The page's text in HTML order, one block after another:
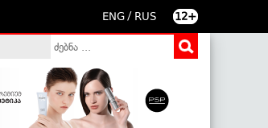
ENG / RUS 12+